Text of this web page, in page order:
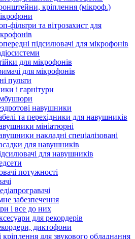
кріплення (мікроф.)
фільтри та вітрозахист для
підсилювачі для мікрофонів
для мікрофонів
для мікрофонів
пульти
і гарнітури
навушники
та перехідники для навушників
мініатюрні
накладні спеціалізовані
для навушників
для навушників
потужності
забезпечення
і все до них
для рекордерів
диктофони
кріплення для звукового обладнання